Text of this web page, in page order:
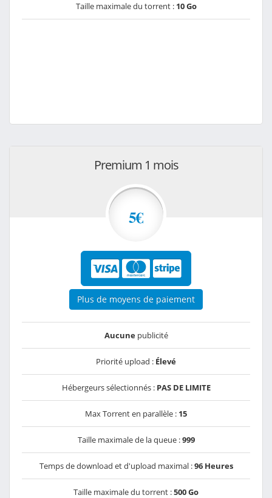
Taille maximale du torrent : 10 Go
Premium 1 mois
5€
Plus de moyens de paiement
Aucunepublicité
Priorité upload : Élevé
Hébergeurs sélectionnés : PAS DE LIMITE
Max Torrent en parallèle : 15
Taille maximale de la queue :999
Temps de download et d'upload maximal :96 Heures
Taille maximale du torrent :500 Go